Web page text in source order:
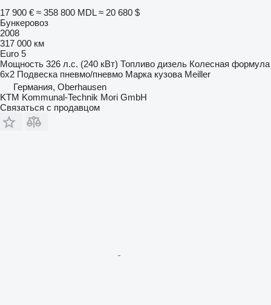
17 900 € ≈ 358 800 MDL ≈ 20 680 $
Бункеровоз
2008
317 000 км
Euro 5
Мощность 326 л.с. (240 кВт) Топливо дизель Колесная формула
6x2 Подвеска пневмо/пневмо Марка кузова Meiller
Германия, Oberhausen
KTM Kommunal-Technik Mori GmbH
Связаться с продавцом